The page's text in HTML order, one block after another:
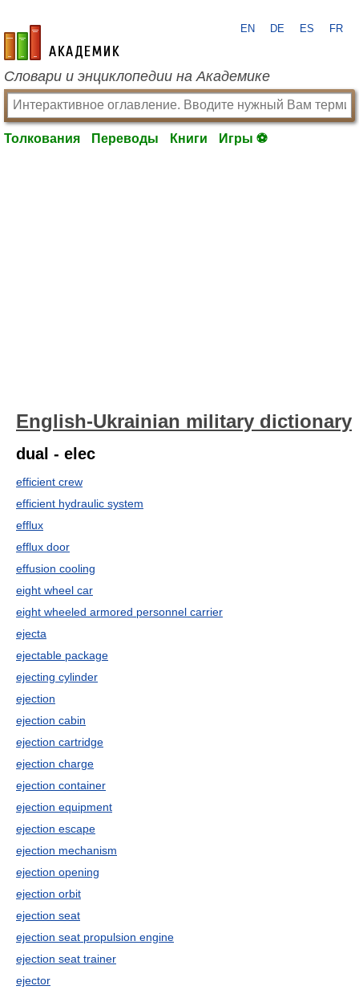
academic.ru
EN DE ES FR
Словари и энциклопедии на Академике
Толкования Переводы Книги Игры ⚽
English-Ukrainian military dictionary
dual - elec
efficient crew
efficient hydraulic system
efflux
efflux door
effusion cooling
eight wheel car
eight wheeled armored personnel carrier
ejecta
ejectable package
ejecting cylinder
ejection
ejection cabin
ejection cartridge
ejection charge
ejection container
ejection equipment
ejection escape
ejection mechanism
ejection opening
ejection orbit
ejection seat
ejection seat propulsion engine
ejection seat trainer
ejector